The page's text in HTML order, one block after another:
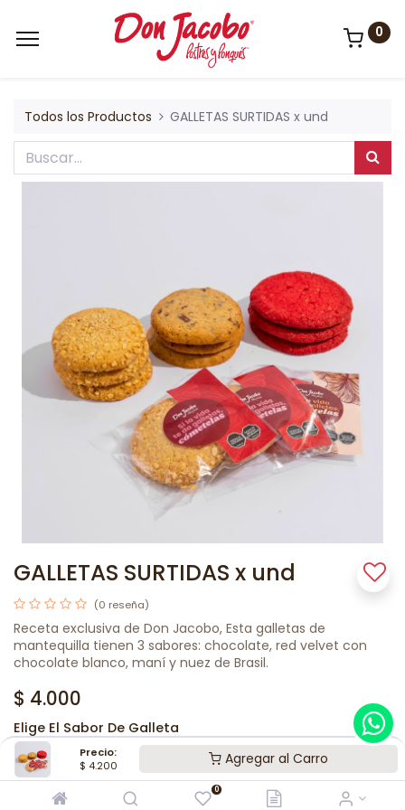
Precio:
$ 4.200 Agregar al Carro
0
0
Todos los Productos GALLETAS SURTIDAS x und
GALLETAS SURTIDAS x und
(0 reseña)
Receta exclusiva de Don Jacobo, Esta galletas de
mantequilla tienen 3 sabores: chocolate, red velvet con
chocolate blanco, maní y nuez de Brasil.
$ 4.000
Elige El Sabor De Galleta
Red Velvet
Chips de chocolate
Nueces